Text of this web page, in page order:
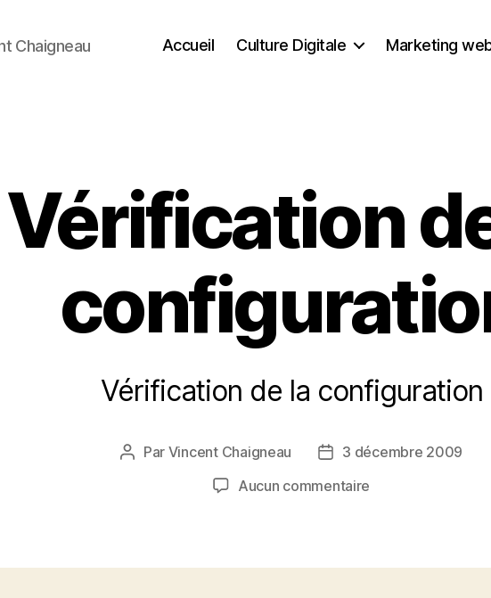
Chaigneau Accueil Culture Digitale Marketing
Vérification
Vérification de la configuration
Auteur
Par Vincent Chaigneau
Date
l’article
3 décembre 2009
Aucun commentaire
configuration